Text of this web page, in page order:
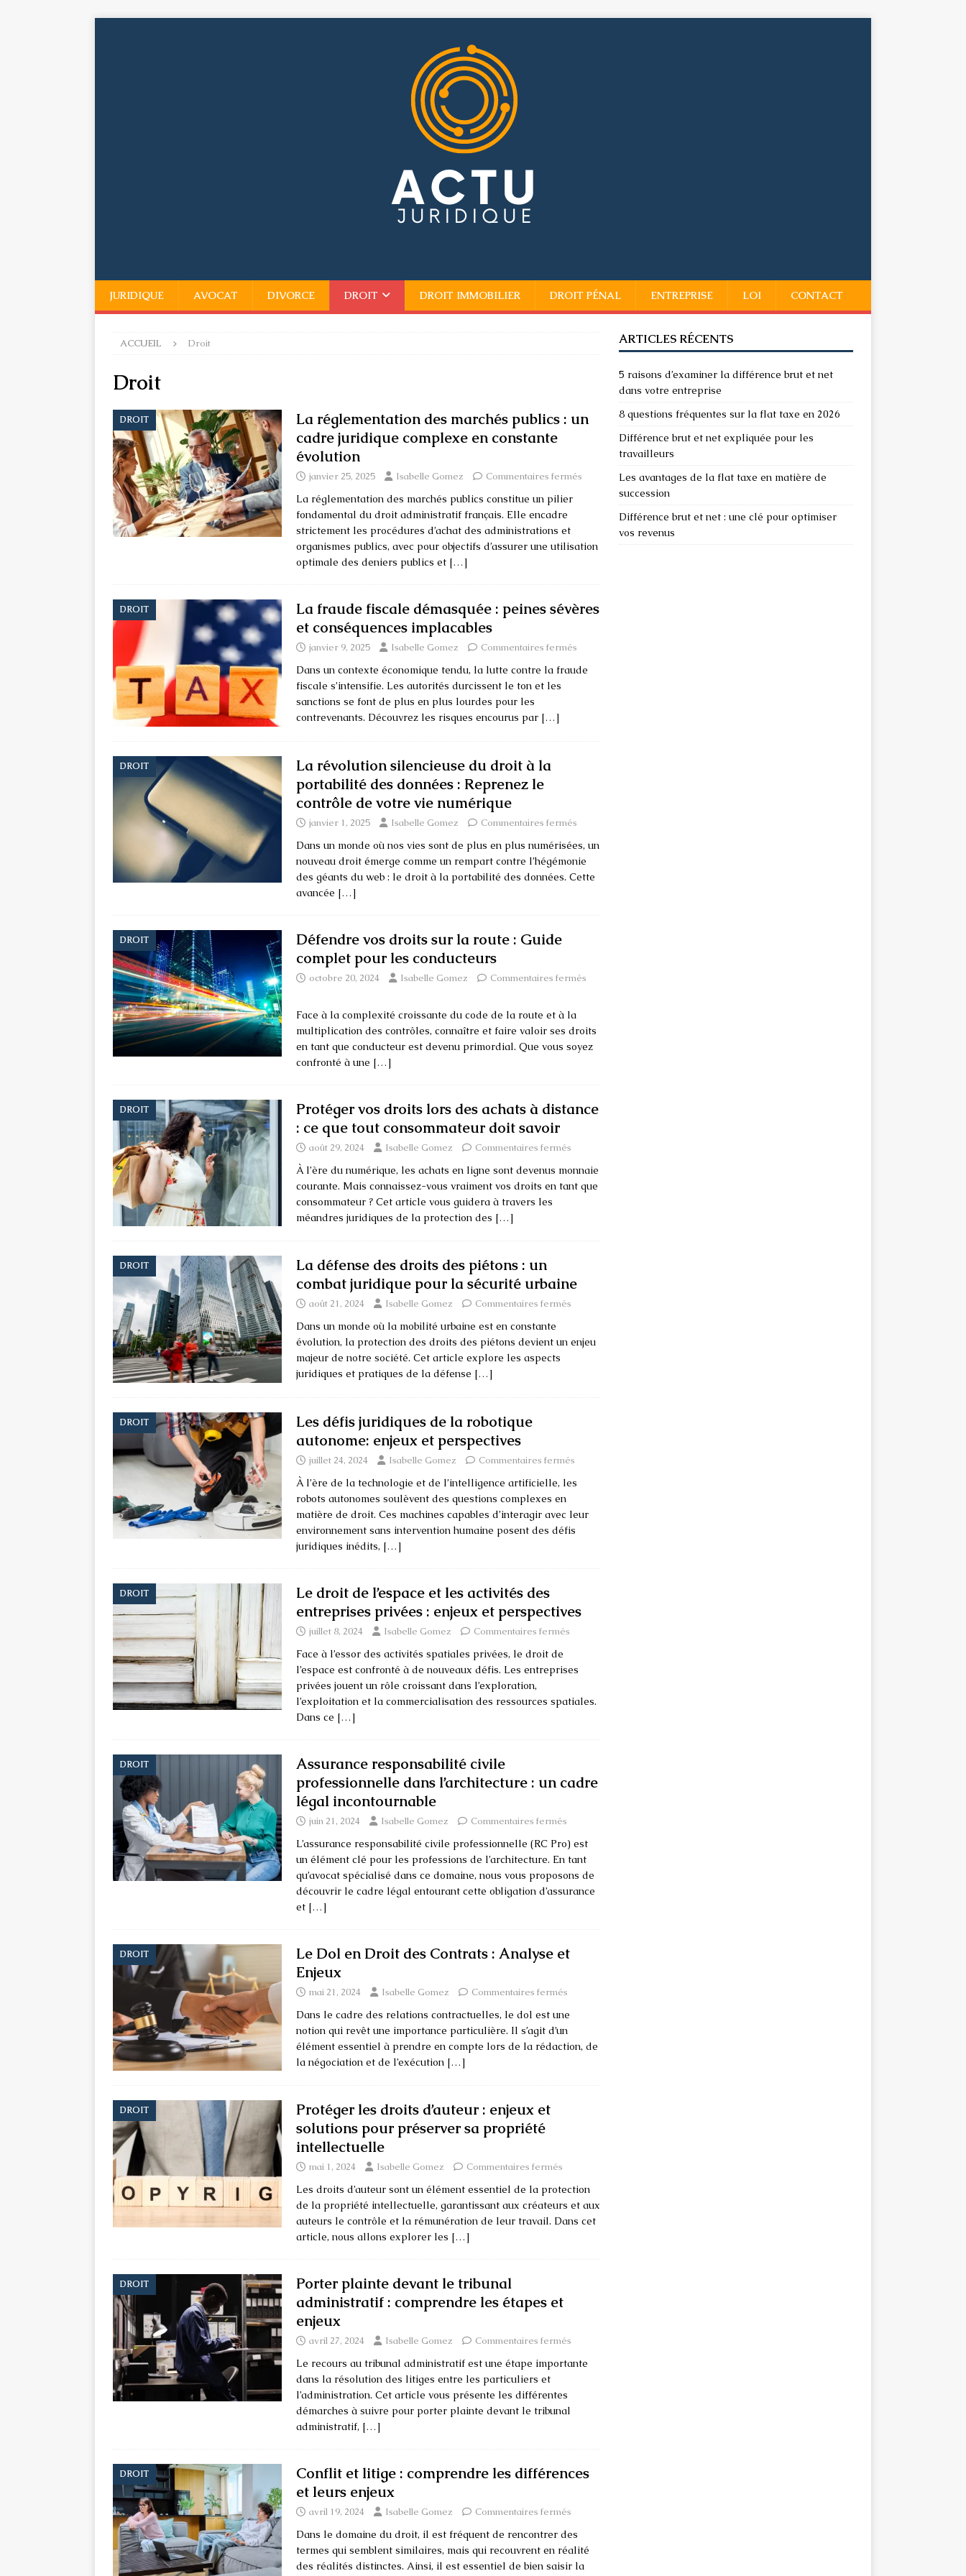
JURIDIQUE AVOCAT DIVORCE DROIT DROIT IMMOBILIER DROIT PÉNAL ENTREPRISE LOI CONTACT
ACCUEIL Droit
Droit
DROIT
La réglementation des marchés publics : un
cadre juridique complexe en constante
évolution
janvier 25, 2025 Isabelle Gomez Commentaires fermés
La réglementation des marchés publics constitue un pilier
fondamental du droit administratif français. Elle encadre
strictement les procédures d’achat des administrations et
organismes publics, avec pour objectifs d’assurer une utilisation
optimale des deniers publics et […]
DROIT
La fraude fiscale démasquée : peines sévères
et conséquences implacables
janvier 9, 2025 Isabelle Gomez Commentaires fermés
Dans un contexte économique tendu, la lutte contre la fraude
fiscale s’intensifie. Les autorités durcissent le ton et les
sanctions se font de plus en plus lourdes pour les
contrevenants. Découvrez les risques encourus par […]
DROIT
La révolution silencieuse du droit à la
portabilité des données : Reprenez le
contrôle de votre vie numérique
janvier 1, 2025 Isabelle Gomez Commentaires fermés
Dans un monde où nos vies sont de plus en plus numérisées, un
nouveau droit émerge comme un rempart contre l’hégémonie
des géants du web : le droit à la portabilité des données. Cette
avancée […]
DROIT
Défendre vos droits sur la route : Guide
complet pour les conducteurs
octobre 20, 2024 Isabelle Gomez Commentaires fermés
Face à la complexité croissante du code de la route et à la
multiplication des contrôles, connaître et faire valoir ses droits
en tant que conducteur est devenu primordial. Que vous soyez
confronté à une […]
DROIT
Protéger vos droits lors des achats à distance
: ce que tout consommateur doit savoir
août 29, 2024 Isabelle Gomez Commentaires fermés
À l’ère du numérique, les achats en ligne sont devenus monnaie
courante. Mais connaissez-vous vraiment vos droits en tant que
consommateur ? Cet article vous guidera à travers les
méandres juridiques de la protection des […]
DROIT
La défense des droits des piétons : un
combat juridique pour la sécurité urbaine
août 21, 2024 Isabelle Gomez Commentaires fermés
Dans un monde où la mobilité urbaine est en constante
évolution, la protection des droits des piétons devient un enjeu
majeur de notre société. Cet article explore les aspects
juridiques et pratiques de la défense […]
DROIT
Les défis juridiques de la robotique
autonome: enjeux et perspectives
juillet 24, 2024 Isabelle Gomez Commentaires fermés
À l’ère de la technologie et de l’intelligence artificielle, les
robots autonomes soulèvent des questions complexes en
matière de droit. Ces machines capables d’interagir avec leur
environnement sans intervention humaine posent des défis
juridiques inédits, […]
DROIT
Le droit de l’espace et les activités des
entreprises privées : enjeux et perspectives
juillet 8, 2024 Isabelle Gomez Commentaires fermés
Face à l’essor des activités spatiales privées, le droit de
l’espace est confronté à de nouveaux défis. Les entreprises
privées jouent un rôle croissant dans l’exploration,
l’exploitation et la commercialisation des ressources spatiales.
Dans ce […]
DROIT
Assurance responsabilité civile
professionnelle dans l’architecture : un cadre
légal incontournable
juin 21, 2024 Isabelle Gomez Commentaires fermés
L’assurance responsabilité civile professionnelle (RC Pro) est
un élément clé pour les professions de l’architecture. En tant
qu’avocat spécialisé dans ce domaine, nous vous proposons de
découvrir le cadre légal entourant cette obligation d’assurance
et […]
DROIT
Le Dol en Droit des Contrats : Analyse et
Enjeux
mai 21, 2024 Isabelle Gomez Commentaires fermés
Dans le cadre des relations contractuelles, le dol est une
notion qui revêt une importance particulière. Il s’agit d’un
élément essentiel à prendre en compte lors de la rédaction, de
la négociation et de l’exécution […]
DROIT
Protéger les droits d’auteur : enjeux et
solutions pour préserver sa propriété
intellectuelle
mai 1, 2024 Isabelle Gomez Commentaires fermés
Les droits d’auteur sont un élément essentiel de la protection
de la propriété intellectuelle, garantissant aux créateurs et aux
auteurs le contrôle et la rémunération de leur travail. Dans cet
article, nous allons explorer les […]
DROIT
Porter plainte devant le tribunal
administratif : comprendre les étapes et
enjeux
avril 27, 2024 Isabelle Gomez Commentaires fermés
Le recours au tribunal administratif est une étape importante
dans la résolution des litiges entre les particuliers et
l’administration. Cet article vous présente les différentes
démarches à suivre pour porter plainte devant le tribunal
administratif, […]
DROIT
Conflit et litige : comprendre les différences
et leurs enjeux
avril 19, 2024 Isabelle Gomez Commentaires fermés
Dans le domaine du droit, il est fréquent de rencontrer des
termes qui semblent similaires, mais qui recouvrent en réalité
des réalités distinctes. Ainsi, il est essentiel de bien saisir la
ARTICLES RÉCENTS
5 raisons d’examiner la différence brut et net
dans votre entreprise
8 questions fréquentes sur la flat taxe en 2026
Différence brut et net expliquée pour les
travailleurs
Les avantages de la flat taxe en matière de
succession
Différence brut et net : une clé pour optimiser
vos revenus